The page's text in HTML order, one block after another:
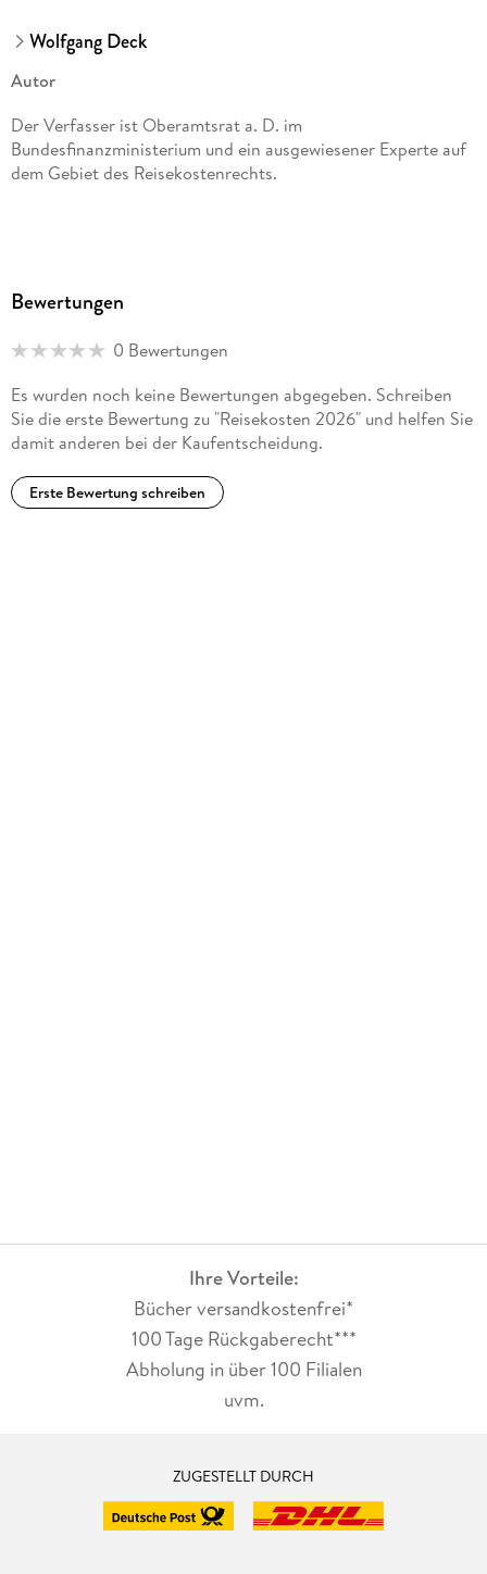
Wolfgang Deck
Autor
Der Verfasser ist Oberamtsrat a. D. im
Bundesfinanzministerium und ein ausgewiesener Experte auf
dem Gebiet des Reisekostenrechts.
Bewertungen
0 Bewertungen
Es wurden noch keine Bewertungen abgegeben. Schreiben
Sie die erste Bewertung zu "Reisekosten 2026" und helfen Sie
damit anderen bei der Kaufentscheidung.
Erste Bewertung schreiben
Ihre Vorteile:
Bücher versandkostenfrei*
100 Tage Rückgaberecht***
Abholung in über 100 Filialen
uvm.
ZUGESTELLT DURCH